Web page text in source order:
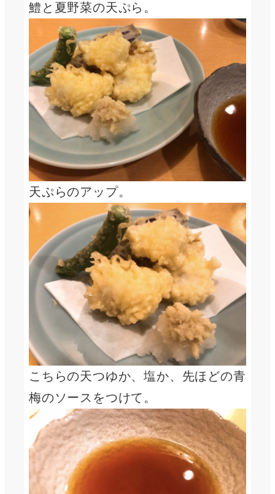
鱧と夏野菜の天ぷら。
天ぷらのアップ。
こちらの天つゆか、塩か、先ほどの青
梅のソースをつけて。